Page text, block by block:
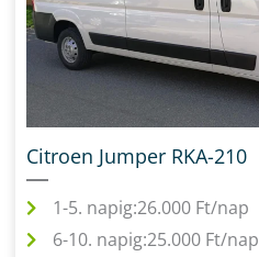
Citroen Jumper RKA-210
1-5. napig:26.000 Ft/nap
6-10. napig:25.000 Ft/nap